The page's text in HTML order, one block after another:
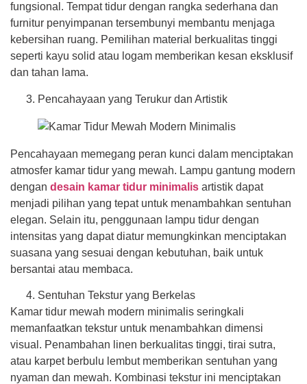
fungsional. Tempat tidur dengan rangka sederhana dan
furnitur penyimpanan tersembunyi membantu menjaga
kebersihan ruang. Pemilihan material berkualitas tinggi
seperti kayu solid atau logam memberikan kesan eksklusif
dan tahan lama.
Pencahayaan yang Terukur dan Artistik
Pencahayaan memegang peran kunci dalam menciptakan
atmosfer kamar tidur yang mewah. Lampu gantung modern
dengan desain kamar tidur minimalis artistik dapat
menjadi pilihan yang tepat untuk menambahkan sentuhan
elegan. Selain itu, penggunaan lampu tidur dengan
intensitas yang dapat diatur memungkinkan menciptakan
suasana yang sesuai dengan kebutuhan, baik untuk
bersantai atau membaca.
Sentuhan Tekstur yang Berkelas
Kamar tidur mewah modern minimalis seringkali
memanfaatkan tekstur untuk menambahkan dimensi
visual. Penambahan linen berkualitas tinggi, tirai sutra,
atau karpet berbulu lembut memberikan sentuhan yang
nyaman dan mewah. Kombinasi tekstur ini menciptakan